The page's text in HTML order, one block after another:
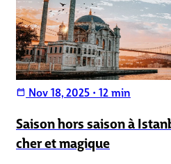
calendar_today Nov 18, 2025 • 12 min
Saison hors saison à
cher et magique